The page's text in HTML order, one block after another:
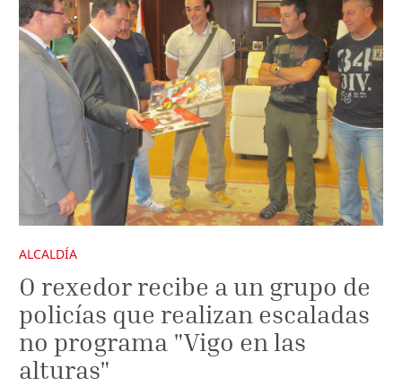
ALCALDÍA
O rexedor recibe a un grupo de
policías que realizan escaladas
no programa "Vigo en las
alturas"